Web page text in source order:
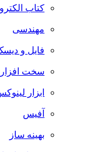
کتاب الکترونیک
مهندسی
فایل و دیسک
سخت افزار
ابزار لینوکس
آفیس
بهینه ساز